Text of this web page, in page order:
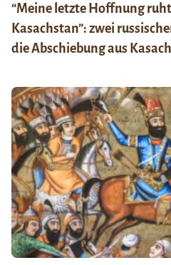
“Meine letzte Hoffnung
Kasachstan”: zwei
die Abschiebung aus